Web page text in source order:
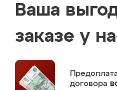
Ваша
заказе у
договора